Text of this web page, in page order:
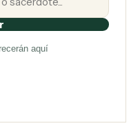
aquí